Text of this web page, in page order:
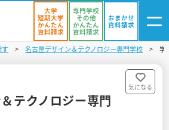
資料リスト
大学
短期大学
かんたん
資料請求
専門学校
その他
かんたん
資料請求
おまかせ
資料請求
す 名古屋デザイン＆テクノロジー専門学校 学
テクノロジー専門
気になる